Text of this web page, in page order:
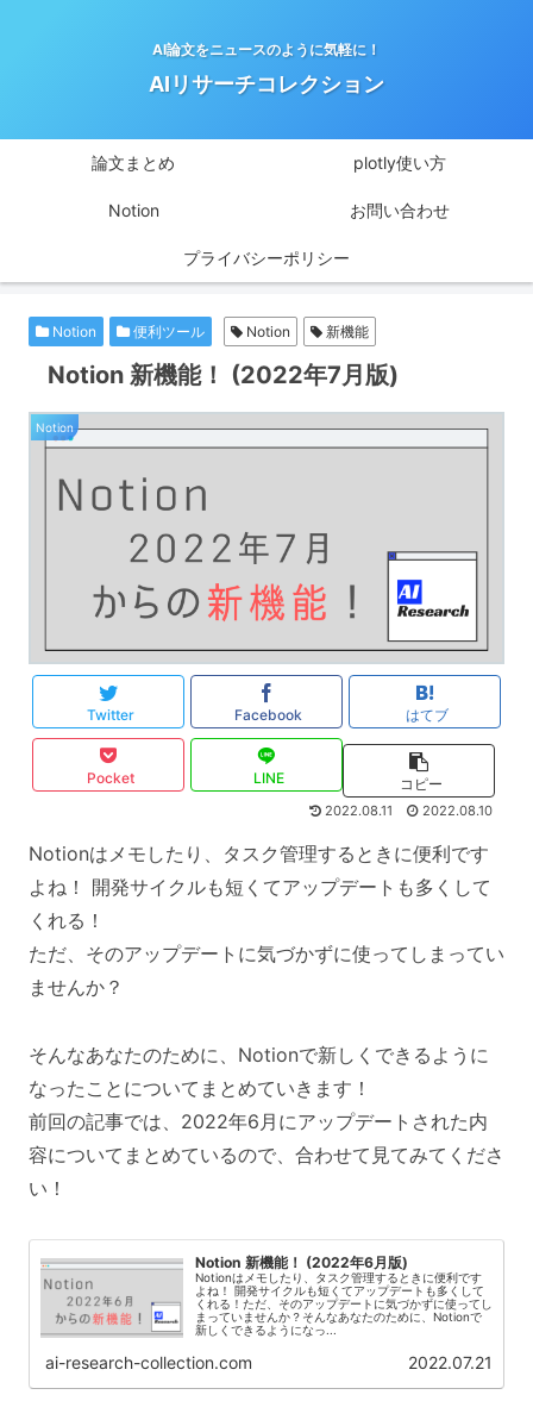
AI論文をニュースのように気軽に！
AIリサーチコレクション
論文まとめ plotly使い方
Notion お問い合わせ
プライバシーポリシー
Notion 便利ツール Notion 新機能
Notion 新機能！ (2022年7月版)
Notion
Twitter Facebook はてブ
Pocket LINE コピー
2022.08.11 2022.08.10
Notionはメモしたり、タスク管理するときに便利です
よね！ 開発サイクルも短くてアップデートも多くして
くれる！
ただ、そのアップデートに気づかずに使ってしまってい
ませんか？
そんなあなたのために、Notionで新しくできるように
なったことについてまとめていきます！
前回の記事では、2022年6月にアップデートされた内
容についてまとめているので、合わせて見てみてくださ
い！
Notion 新機能！ (2022年6月版)
Notionはメモしたり、タスク管理するときに便利です
よね！ 開発サイクルも短くてアップデートも多くして
くれる！ただ、そのアップデートに気づかずに使ってし
まっていませんか？そんなあなたのために、Notionで
新しくできるようになっ...
ai-research-collection.com 2022.07.21